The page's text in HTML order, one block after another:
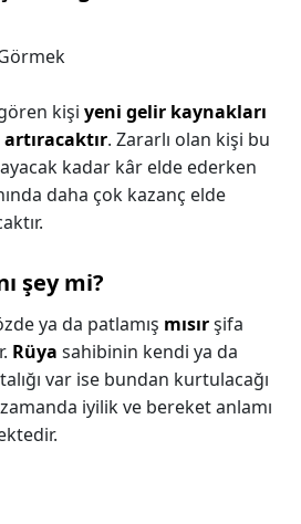
kişi yeni gelir kaynakları
artıracaktır. Zararlı olan kişi bu
kadar kâr elde ederken
daha çok kazanç elde
şey mi?
ya da patlamış mısırşifa
Rüya sahibinin kendi ya da
var ise bundan kurtulacağı
iyilik ve bereket anlamı